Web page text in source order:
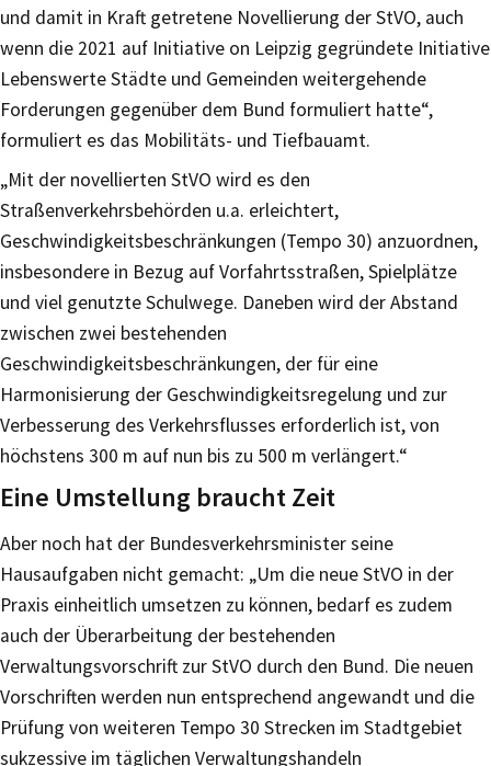
und damit in Kraft getretene Novellierung der StVO, auch
wenn die 2021 auf Initiative on Leipzig gegründete Initiative
Lebenswerte Städte und Gemeinden weitergehende
Forderungen gegenüber dem Bund formuliert hatte“,
formuliert es das Mobilitäts- und Tiefbauamt.
„Mit der novellierten StVO wird es den
Straßenverkehrsbehörden u.a. erleichtert,
Geschwindigkeitsbeschränkungen (Tempo 30) anzuordnen,
insbesondere in Bezug auf Vorfahrtsstraßen, Spielplätze
und viel genutzte Schulwege. Daneben wird der Abstand
zwischen zwei bestehenden
Geschwindigkeitsbeschränkungen, der für eine
Harmonisierung der Geschwindigkeitsregelung und zur
Verbesserung des Verkehrsflusses erforderlich ist, von
höchstens 300 m auf nun bis zu 500 m verlängert.“
Eine Umstellung braucht Zeit
Aber noch hat der Bundesverkehrsminister seine
Hausaufgaben nicht gemacht: „Um die neue StVO in der
Praxis einheitlich umsetzen zu können, bedarf es zudem
auch der Überarbeitung der bestehenden
Verwaltungsvorschrift zur StVO durch den Bund. Die neuen
Vorschriften werden nun entsprechend angewandt und die
Prüfung von weiteren Tempo 30 Strecken im Stadtgebiet
sukzessive im täglichen Verwaltungshandeln